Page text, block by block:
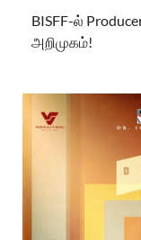
BISFF-ல்
அறிமுகம்!